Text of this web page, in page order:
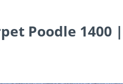
Poodle